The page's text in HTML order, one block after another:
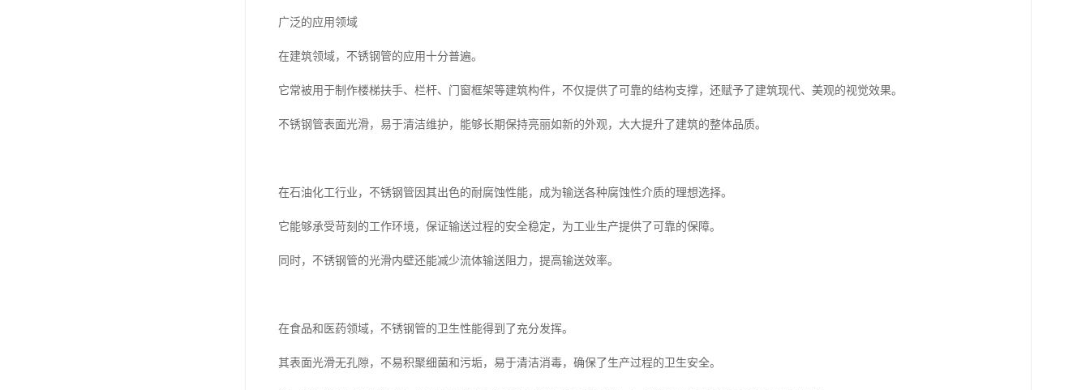
广泛的应用领域
在建筑领域，不锈钢管的应用十分普遍。
它常被用于制作楼梯扶手、栏杆、门窗框架等建筑构件，不仅提供了可靠的结构支撑，还赋予了建筑现代、美观的视觉效果。
不锈钢管表面光滑，易于清洁维护，能够长期保持亮丽如新的外观，大大提升了建筑的整体品质。
在石油化工行业，不锈钢管因其出色的耐腐蚀性能，成为输送各种腐蚀性介质的理想选择。
它能够承受苛刻的工作环境，保证输送过程的安全稳定，为工业生产提供了可靠的保障。
同时，不锈钢管的光滑内壁还能减少流体输送阻力，提高输送效率。
在食品和医药领域，不锈钢管的卫生性能得到了充分发挥。
其表面光滑无孔隙，不易积聚细菌和污垢，易于清洁消毒，确保了生产过程的卫生安全。